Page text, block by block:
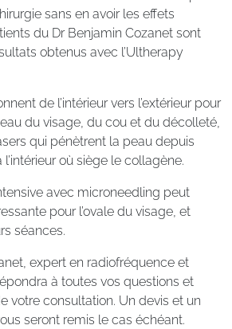
sans en avoir les effets
du Dr Benjamin Cozanet sont
obtenus avec l’Ultherapy
de l’intérieur vers l’extérieur pour
du visage, du cou et du décolleté,
qui pénètrent la peau depuis
l’intérieur où siège le collagène.
avec microneedling peut
pour l’ovale du visage, et
séances.
expert en radiofréquence et
à toutes vos questions et
votre consultation. Un devis et un
seront remis le cas échéant.